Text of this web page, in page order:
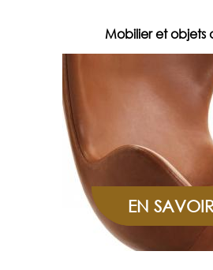
Mobilier et objets
EN